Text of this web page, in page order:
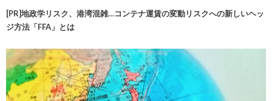
[PR]地政学リスク、港湾混雑…コンテナ運賃の変動リスクへの新しいヘッ
ジ方法「FFA」とは